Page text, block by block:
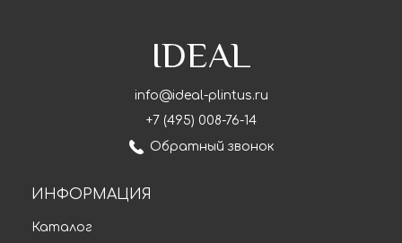
IDEAL
info@ideal-plintus.ru
+7 (495) 008-76-14
Обратный звонок
ИНФОРМАЦИЯ
Каталог